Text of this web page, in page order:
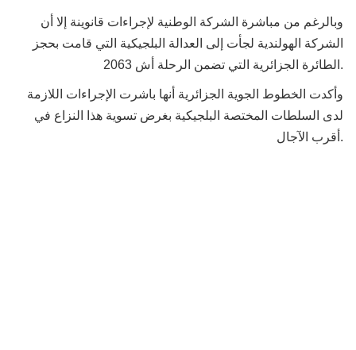
وبالرغم من مباشرة الشركة الوطنية لإجراءات قانوينة إلا أن
الشركة الهولندية لجأت إلى العدالة البلجيكية التي قامت بحجز
الطائرة الجزائرية التي تضمن الرحلة أش 2063.
وأكدت الخطوط الجوية الجزائرية أنها باشرت الإجراءات اللازمة
لدى السلطات المختصة البلجيكية بغرض تسوية هذا النزاع في
أقرب الآجال.